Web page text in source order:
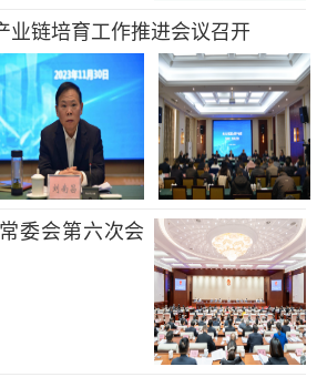
业链培育工作推进会议召开
委会第六次会